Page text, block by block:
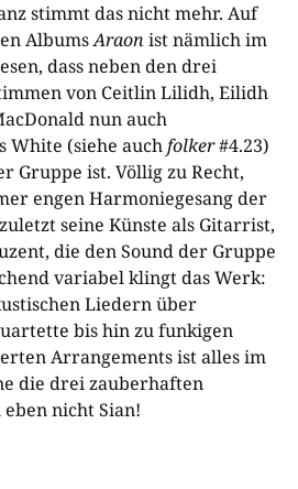
stimmt das nicht mehr. Auf
AlbumsAraon ist nämlich im
dass neben den drei
von Ceitlin Lilidh, Eilidh
nun auch
White (siehe auchfolker#4.23)
Gruppe ist. Völlig zu Recht,
engen Harmoniegesang der
seine Künste als Gitarrist,
die den Sound der Gruppe
variabel klingt das Werk:
Liedern über
bis hin zu funkigen
Arrangements ist alles im
die drei zauberhaften
nicht Sian!